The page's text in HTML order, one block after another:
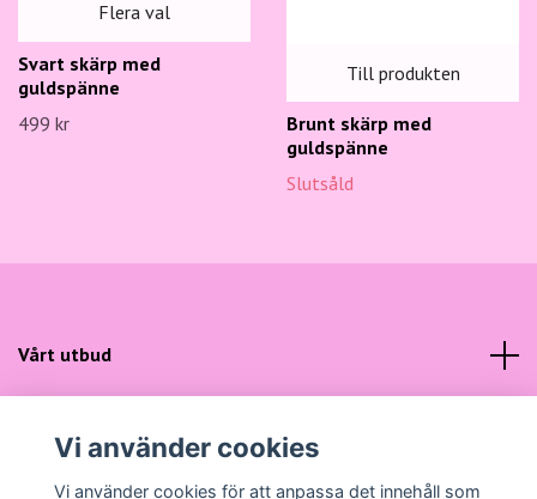
Flera val
Svart skärp med
guldspänne
499 kr
Till produkten
Brunt skärp med
guldspänne
Slutsåld
Vårt utbud
Sociala medier
Vi använder cookies
Vi använder cookies för att anpassa det innehåll som